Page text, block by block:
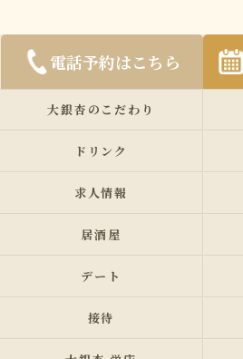
電話予約はこちら
大銀杏のこだわり
ドリンク
求人情報
居酒屋
デート
接待